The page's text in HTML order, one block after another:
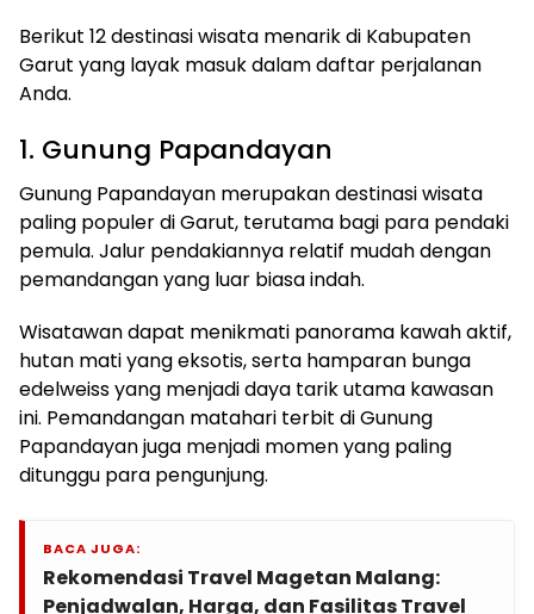
Berikut 12 destinasi wisata menarik di Kabupaten
Garut yang layak masuk dalam daftar perjalanan
Anda.
1. Gunung Papandayan
Gunung Papandayan merupakan destinasi wisata
paling populer di Garut, terutama bagi para pendaki
pemula. Jalur pendakiannya relatif mudah dengan
pemandangan yang luar biasa indah.
Wisatawan dapat menikmati panorama kawah aktif,
hutan mati yang eksotis, serta hamparan bunga
edelweiss yang menjadi daya tarik utama kawasan
ini. Pemandangan matahari terbit di Gunung
Papandayan juga menjadi momen yang paling
ditunggu para pengunjung.
BACA JUGA:
Rekomendasi Travel Magetan Malang:
Penjadwalan, Harga, dan Fasilitas Travel